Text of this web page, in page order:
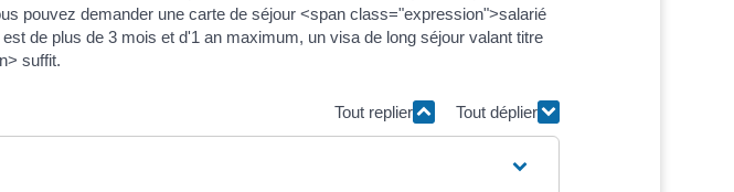
pouvez demander une carte de séjour <span class="expression">salarié
de plus de 3 mois et d'1 an maximum, un visa de long séjour valant titre
suffit.
Tout replier Tout déplier